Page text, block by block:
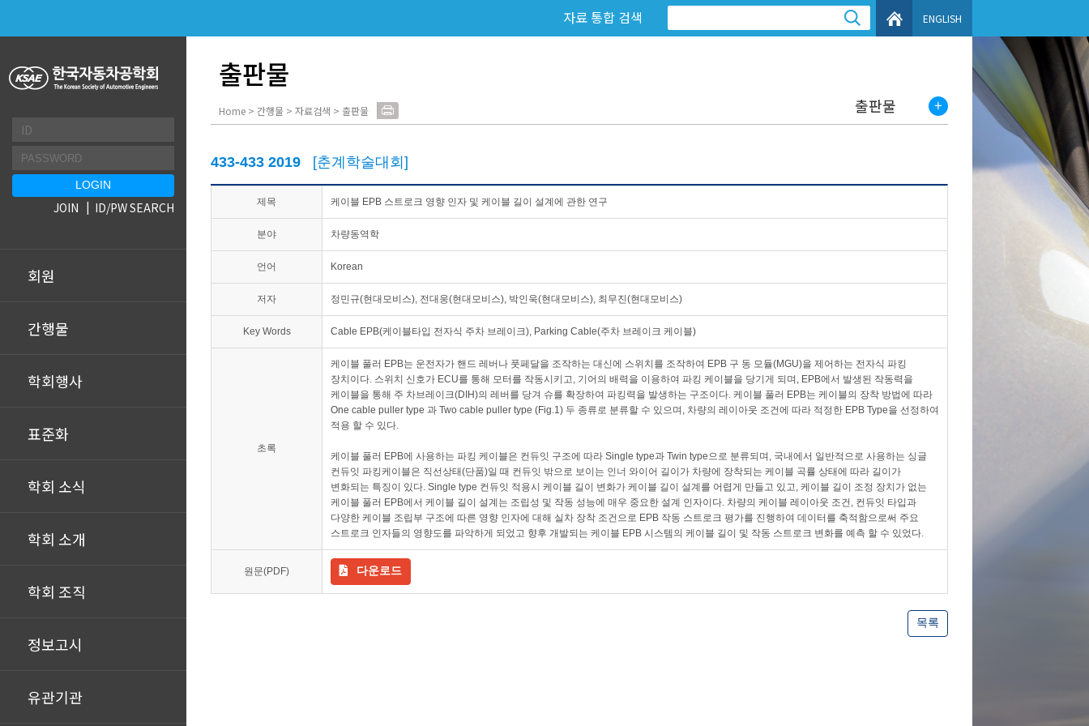
회원
간행물
학회행사
표준화
학회 소식
학회 소개
학회 조직
정보고시
유관기관
JOIN ID/PW SEARCH
자료 통합 검색 ENGLISH
출판물
Home > 간행물 > 자료검색 > 출판물 출판물
433-433 2019 [춘계학술대회]
제목 케이블 EPB 스트로크 영향 인자 및 케이블 길이 설계에 관한 연구
분야 차량동역학
언어 Korean
저자 정민규(현대모비스), 전대웅(현대모비스), 박인욱(현대모비스), 최무진(현대모비스)
Key Words Cable EPB(케이블타입 전자식 주차 브레이크), Parking Cable(주차 브레이크 케이블)
초록
케이블 풀러 EPB는 운전자가 핸드 레버나 풋페달을 조작하는 대신에 스위치를 조작하여 EPB 구 동 모듈(MGU)을 제어하는 전자식 파킹
장치이다. 스위치 신호가 ECU를 통해 모터를 작동시키고, 기어의 배력을 이용하여 파킹 케이블을 당기게 되며, EPB에서 발생된 작동력을
케이블을 통해 주 차브레이크(DIH)의 레버를 당겨 슈를 확장하여 파킹력을 발생하는 구조이다. 케이블 풀러 EPB는 케이블의 장착 방법에 따라
One cable puller type 과 Two cable puller type (Fig.1) 두 종류로 분류할 수 있으며, 차량의 레이아웃 조건에 따라 적정한 EPB Type을 선정하여
적용 할 수 있다.
케이블 풀러 EPB에 사용하는 파킹 케이블은 컨듀잇 구조에 따라 Single type과 Twin type으로 분류되며, 국내에서 일반적으로 사용하는 싱글
컨듀잇 파킹케이블은 직선상태(단품)일 때 컨듀잇 밖으로 보이는 인너 와이어 길이가 차량에 장착되는 케이블 곡률 상태에 따라 길이가
변화되는 특징이 있다. Single type 컨듀잇 적용시 케이블 길이 변화가 케이블 길이 설계를 어렵게 만들고 있고, 케이블 길이 조정 장치가 없는
케이블 풀러 EPB에서 케이블 길이 설계는 조립성 및 작동 성능에 매우 중요한 설계 인자이다. 차량의 케이블 레이아웃 조건, 컨듀잇 타입과
다양한 케이블 조립부 구조에 따른 영향 인자에 대해 실차 장착 조건으로 EPB 작동 스트로크 평가를 진행하여 데이터를 축적함으로써 주요
스트로크 인자들의 영향도를 파악하게 되었고 향후 개발되는 케이블 EPB 시스템의 케이블 길이 및 작동 스트로크 변화를 예측 할 수 있었다.
원문(PDF) 다운로드
목록